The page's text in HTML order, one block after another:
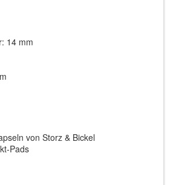
14 mm
von Storz & Bickel
Pads